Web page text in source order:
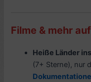
Filme & mehr
Heiße Länder
(7+ Sterne), nur